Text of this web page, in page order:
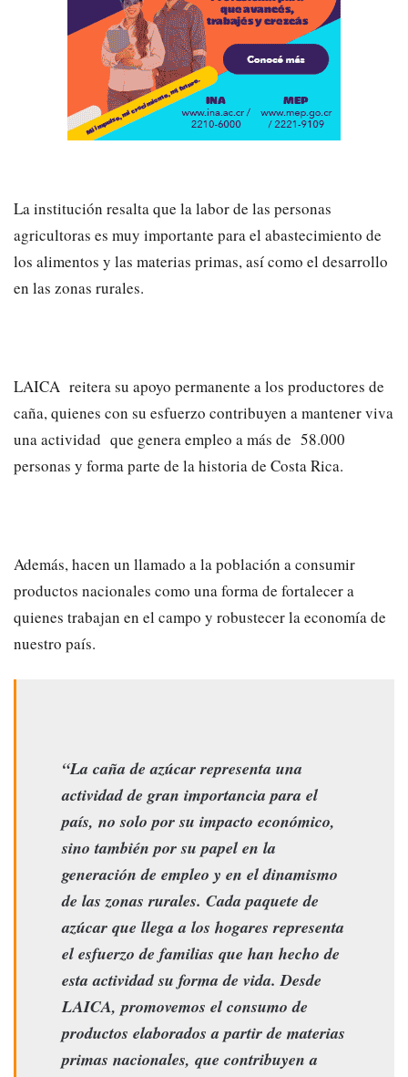
La institución resalta que la labor de las personas
agricultoras es muy importante para el abastecimiento de
los alimentos y las materias primas, así como el desarrollo
en las zonas rurales.
LAICA reitera su apoyo permanente a los productores de
caña, quienes con su esfuerzo contribuyen a mantener viva
una actividad que genera empleo a más de 58.000
personas y forma parte de la historia de Costa Rica.
Además, hacen un llamado a la población a consumir
productos nacionales como una forma de fortalecer a
quienes trabajan en el campo y robustecer la economía de
nuestro país.
“La caña de azúcar representa una
actividad de gran importancia para el
país, no solo por su impacto económico,
sino también por su papel en la
generación de empleo y en el dinamismo
de las zonas rurales. Cada paquete de
azúcar que llega a los hogares representa
el esfuerzo de familias que han hecho de
esta actividad su forma de vida. Desde
LAICA, promovemos el consumo de
productos elaborados a partir de materias
primas nacionales, que contribuyen a